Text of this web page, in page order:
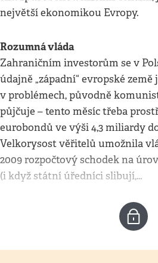
největší ekonomikou Evropy.
Rozumná vláda
Zahraničním investorům se v
údajně „západní“ evropské
v problémech, původně
půjčuje – tento měsíc třeba
eurobondů ve výši 4,3 miliardy
Velkorysost věřitelů umožnila
2009 rozpočtový schodek na
(i když státní úředníci slibují,…